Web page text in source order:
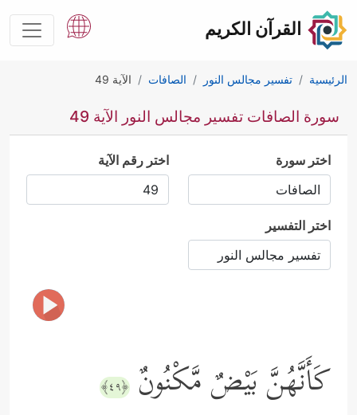
القرآن الكريم
الرئيسية تفسير مجالس النور الصافات الآية 49
سورة الصافات تفسير مجالس النور الآية 49
اختر سورة اختر رقم الآية
اختر التفسير
كَأَنَّهُنَّ بَيْضٌ مَّكْنُونٌ ﴿٤٩﴾